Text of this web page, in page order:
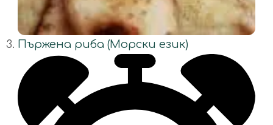
Пържена риба (Морски език)